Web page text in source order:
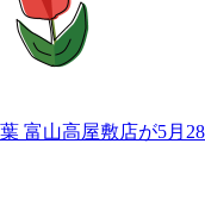
富山高屋敷店が5月28